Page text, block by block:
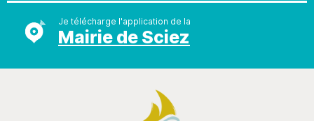
Je télécharge l'application de la
Mairie de Sciez